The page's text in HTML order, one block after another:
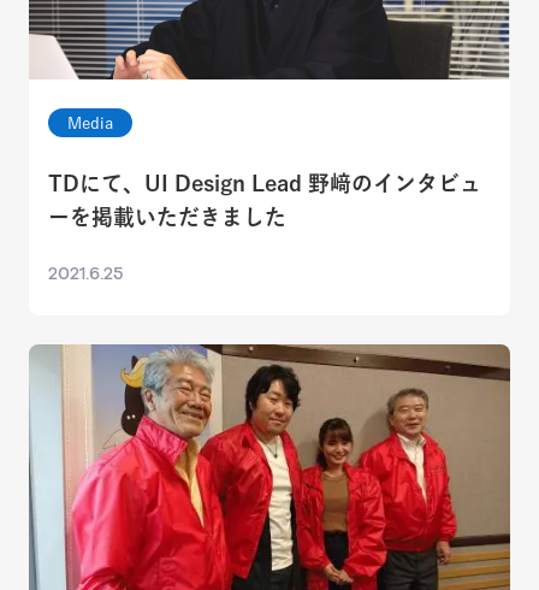
Media
TDにて、UI Design Lead 野﨑のインタビュ
ーを掲載いただきました
2021.6.25